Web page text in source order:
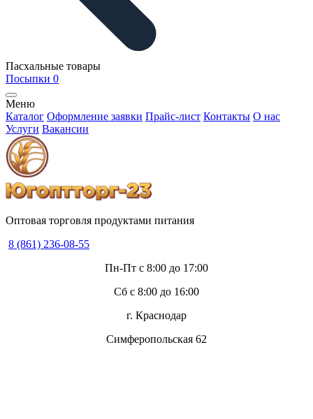
Пасхальные товары
Посыпки 0
Меню
Каталог Оформление заявки Прайс-лист Контакты О нас
Услуги Вакансии
Оптовая торговля продуктами питания
8 (861) 236-08-55
Пн-Пт с 8:00 до 17:00
Сб с 8:00 до 16:00
г. Краснодар
Симферопольская 62